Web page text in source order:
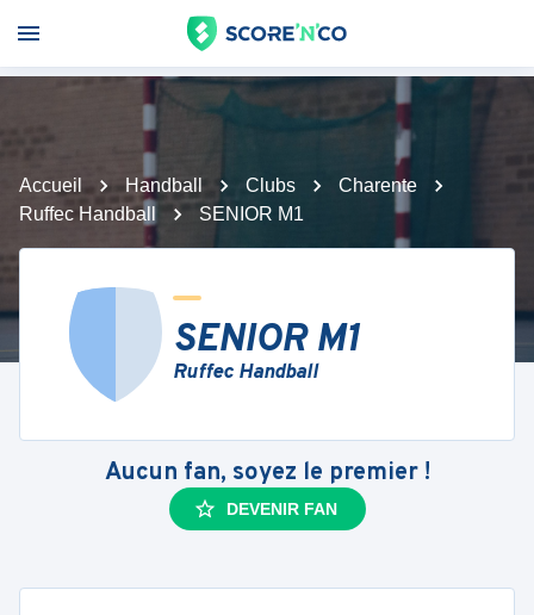
Accueil Handball Clubs
Charente
Ruffec Handball
SENIOR M1
SENIOR M1
Ruffec Handball
Aucun fan, soyez le premier !
DEVENIR FAN